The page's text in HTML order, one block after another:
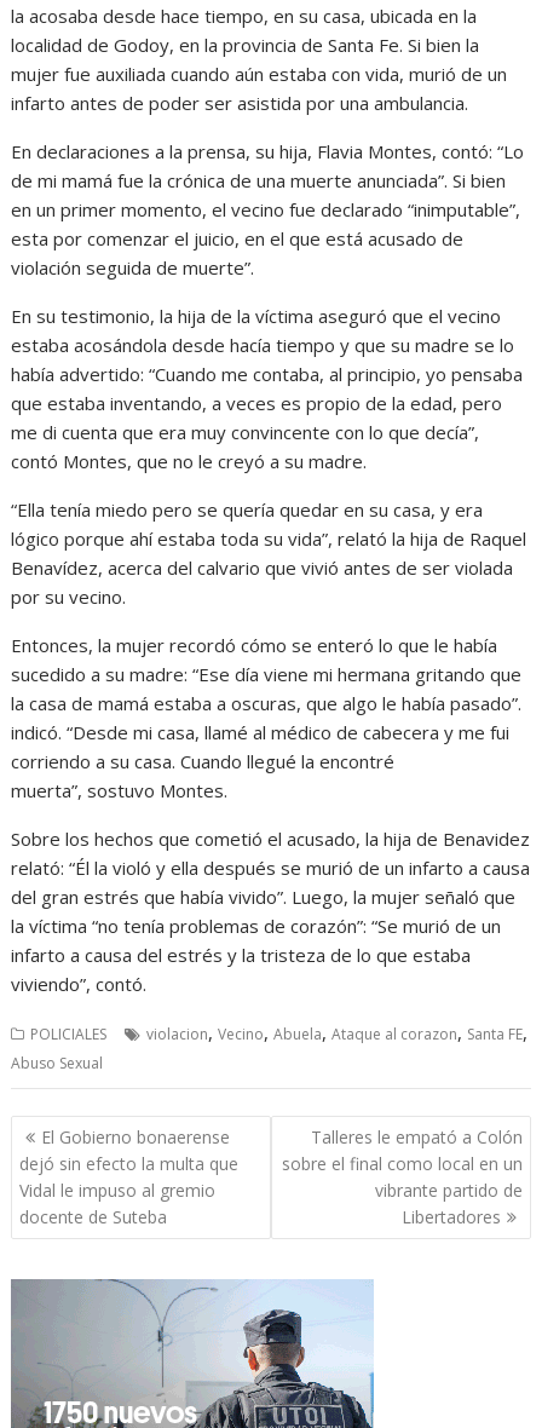
la acosaba desde hace tiempo, en su casa, ubicada en la
localidad de Godoy, en la provincia de Santa Fe. Si bien la
mujer fue auxiliada cuando aún estaba con vida, murió de un
infarto antes de poder ser asistida por una ambulancia.
En declaraciones a la prensa, su hija, Flavia Montes, contó: “Lo
de mi mamá fue la crónica de una muerte anunciada”. Si bien
en un primer momento, el vecino fue declarado “inimputable”,
esta por comenzar el juicio, en el que está acusado de
violación seguida de muerte”.
En su testimonio, la hija de la víctima aseguró que el vecino
estaba acosándola desde hacía tiempo y que su madre se lo
había advertido: “Cuando me contaba, al principio, yo pensaba
que estaba inventando, a veces es propio de la edad, pero
me di cuenta que era muy convincente con lo que decía”,
contó Montes, que no le creyó a su madre.
“Ella tenía miedo pero se quería quedar en su casa, y era
lógico porque ahí estaba toda su vida”, relató la hija de Raquel
Benavídez, acerca del calvario que vivió antes de ser violada
por su vecino.
Entonces, la mujer recordó cómo se enteró lo que le había
sucedido a su madre: “Ese día viene mi hermana gritando que
la casa de mamá estaba a oscuras, que algo le había pasado”.
indicó. “Desde mi casa, llamé al médico de cabecera y me fui
corriendo a su casa. Cuando llegué la encontré
muerta”, sostuvo Montes.
Sobre los hechos que cometió el acusado, la hija de Benavidez
relató: “Él la violó y ella después se murió de un infarto a causa
del gran estrés que había vivido”. Luego, la mujer señaló que
la víctima “no tenía problemas de corazón”: “Se murió de un
infarto a causa del estrés y la tristeza de lo que estaba
viviendo”, contó.
POLICIALES violacion,Vecino,Abuela,Ataque al corazon, Santa FE,
Abuso Sexual
Navegación
de
entradas
El Gobierno bonaerense
dejó sin efecto la multa que
Vidal le impuso al gremio
docente de Suteba
Talleres le empató a Colón
sobre el final como local en un
vibrante partido de
Libertadores